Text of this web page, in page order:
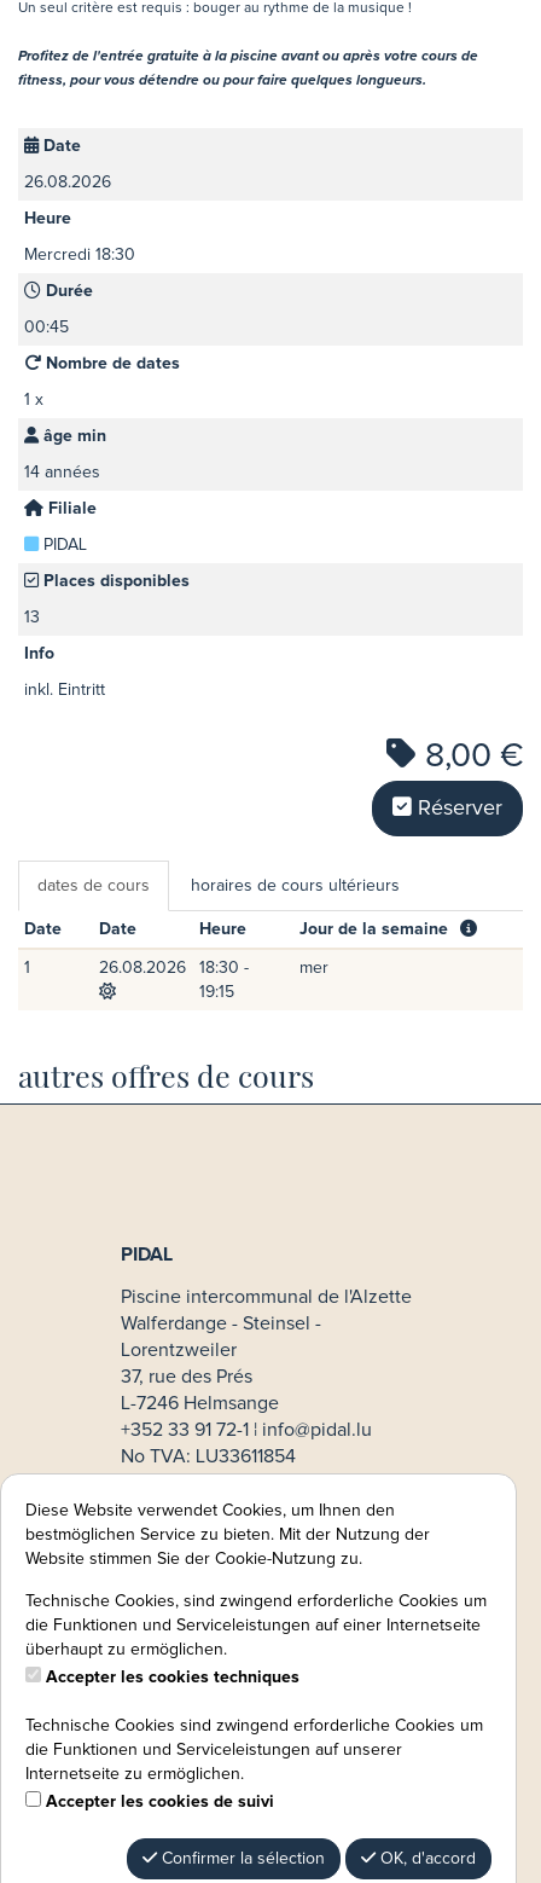
Un seul critère est requis : bouger au rythme de la musique !
Profitez de l'entrée gratuite à la piscine avant ou après votre cours de
fitness, pour vous détendre ou pour faire quelques longueurs.
Date
26.08.2026
Heure
Mercredi 18:30
Durée
00:45
Nombre de dates
1 x
âge min
14 années
Filiale
PIDAL
Places disponibles
13
Info
inkl. Eintritt
8,00 €
Réserver
dates de cours horaires de cours ultérieurs
Date Date Heure Jour de la semaine
1 26.08.2026
18:30 -
19:15
mer
autres offres de cours
PIDAL
Piscine intercommunal de l'Alzette
Walferdange - Steinsel -
Lorentzweiler
37, rue des Prés
L-7246 Helmsange
+352 33 91 72-1 ¦ info@pidal.lu
No TVA: LU33611854
MasterCard
VISA
Informations légales:
Mentions légales
CGV
Protection des données:
instruction de révocation
Diese Website verwendet Cookies, um Ihnen den
bestmöglichen Service zu bieten. Mit der Nutzung der
Website stimmen Sie der Cookie-Nutzung zu.
Technische Cookies, sind zwingend erforderliche Cookies um
die Funktionen und Serviceleistungen auf einer Internetseite
überhaupt zu ermöglichen.
Accepter les cookies techniques
Technische Cookies sind zwingend erforderliche Cookies um
die Funktionen und Serviceleistungen auf unserer
Internetseite zu ermöglichen.
Accepter les cookies de suivi
Confirmer la sélection OK, d'accord